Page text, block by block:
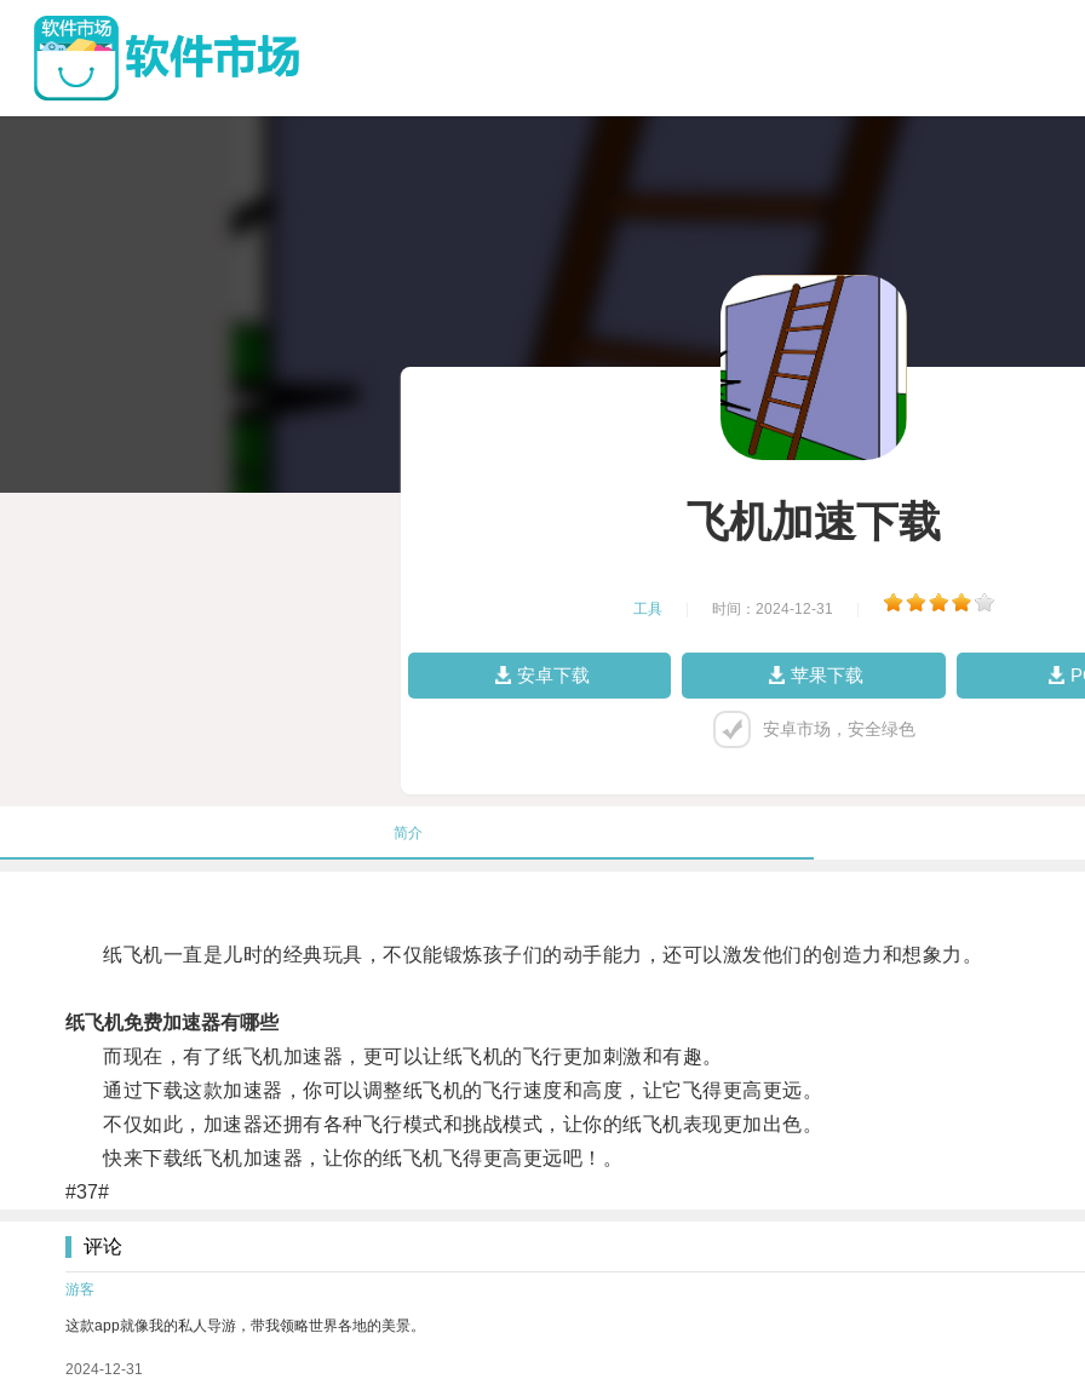
飞机加速下载
工具 时间：2024-12-31
安卓下载 苹果下载
安卓市场，安全绿色
简介
纸飞机一直是儿时的经典玩具，不仅能锻炼孩子们的动手能力，还可以激发他们的创造力和想象力。
纸飞机免费加速器有哪些
而现在，有了纸飞机加速器，更可以让纸飞机的飞行更加刺激和有趣。
通过下载这款加速器，你可以调整纸飞机的飞行速度和高度，让它飞得更高更远。
不仅如此，加速器还拥有各种飞行模式和挑战模式，让你的纸飞机表现更加出色。
快来下载纸飞机加速器，让你的纸飞机飞得更高更远吧！。
#37#
评论
游客
这款app就像我的私人导游，带我领略世界各地的美景。
2024-12-31